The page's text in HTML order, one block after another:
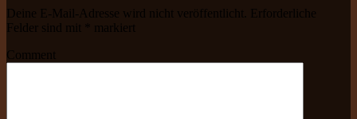
Deine E-Mail-Adresse wird nicht veröffentlicht.
Erforderliche
Felder sind mit
markiert
Comment